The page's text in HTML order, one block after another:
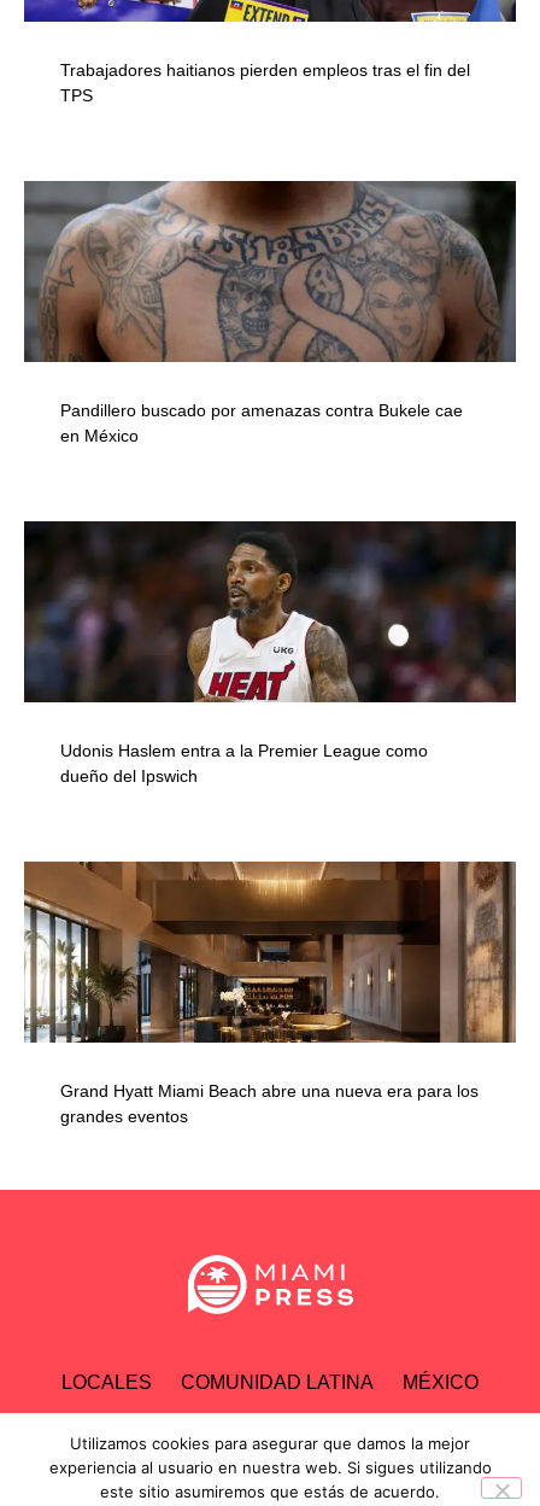
Trabajadores haitianos pierden empleos tras el fin del
TPS
Pandillero buscado por amenazas contra Bukele cae
en México
Udonis Haslem entra a la Premier League como
dueño del Ipswich
Grand Hyatt Miami Beach abre una nueva era para los
grandes eventos
LOCALES COMUNIDAD LATINA MÉXICO
ESPECTÁCULOS TECNOLOGÍA ECONOMÍA
INVESTIGACIONES
Utilizamos cookies para asegurar que damos la mejor
experiencia al usuario en nuestra web. Si sigues utilizando
este sitio asumiremos que estás de acuerdo.